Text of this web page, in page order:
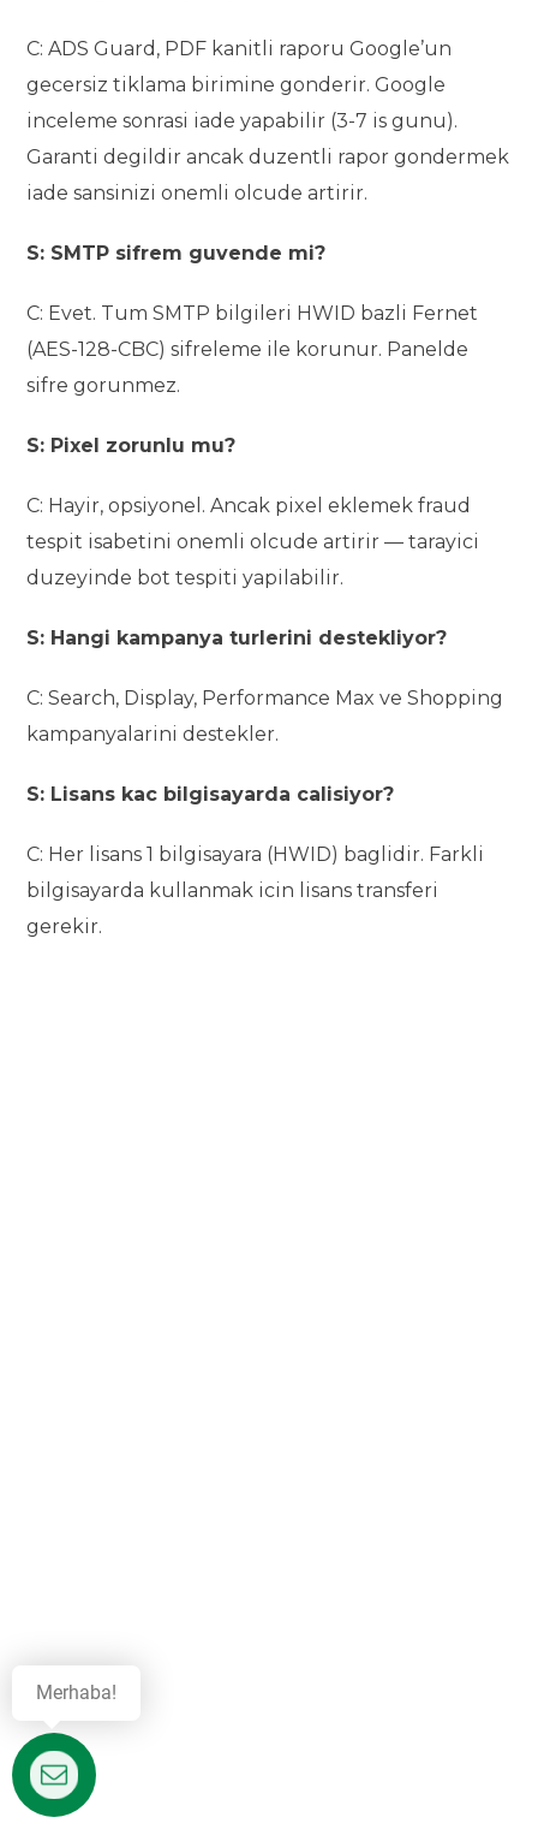
C: ADS Guard, PDF kanitli raporu Google’un
gecersiz tiklama birimine gonderir. Google
inceleme sonrasi iade yapabilir (3-7 is gunu).
Garanti degildir ancak duzentli rapor gondermek
iade sansinizi onemli olcude artirir.
S: SMTP sifrem guvende mi?
C: Evet. Tum SMTP bilgileri HWID bazli Fernet
(AES-128-CBC) sifreleme ile korunur. Panelde
sifre gorunmez.
S: Pixel zorunlu mu?
C: Hayir, opsiyonel. Ancak pixel eklemek fraud
tespit isabetini onemli olcude artirir — tarayici
duzeyinde bot tespiti yapilabilir.
S: Hangi kampanya turlerini destekliyor?
C: Search, Display, Performance Max ve Shopping
kampanyalarini destekler.
S: Lisans kac bilgisayarda calisiyor?
C: Her lisans 1 bilgisayara (HWID) baglidir. Farkli
bilgisayarda kullanmak icin lisans transferi
gerekir.
Destek
Merhaba!